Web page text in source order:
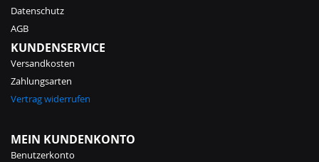
Datenschutz
AGB
KUNDENSERVICE
Versandkosten
Zahlungsarten
Vertrag widerrufen
MEIN KUNDENKONTO
Benutzerkonto